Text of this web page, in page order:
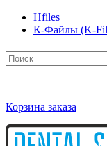
Hfiles
К-Файлы (K-
Корзина заказа